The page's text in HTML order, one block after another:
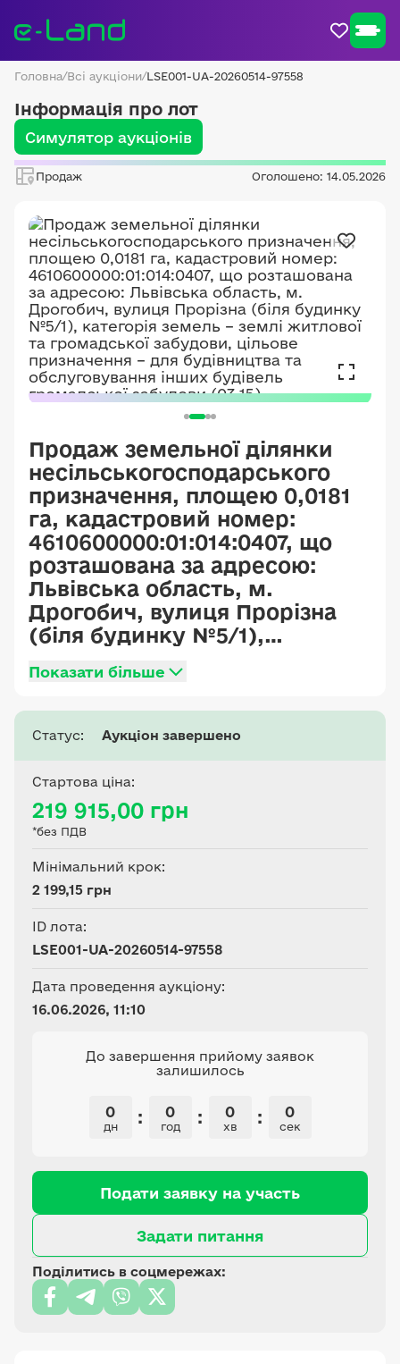
Головна/Всі аукціони/LSE001-UA-20260514-97558
Інформація про лот
Симулятор аукціонів
Продаж Оголошено: 14.05.2026
Продаж земельної ділянки
несільськогосподарського
призначення, площею 0,0181
га, кадастровий номер:
4610600000:01:014:0407, що
розташована за адресою:
Львівська область, м.
Дрогобич, вулиця Прорізна
(біля будинку №5/1),
житлової та громадської
призначення – для
будівництва та
обслуговування інших
будівель громадської
забудови (03.15)
Показати більше
Статус: Аукціон завершено
Стартова ціна:
219 915,00 грн
*без ПДВ
Мінімальний крок:
2 199,15 грн
ID лота:
LSE001-UA-20260514-97558
Дата проведення аукціону:
16.06.2026, 11:10
До завершення прийому заявок
залишилось
0
дн : 0
год : 0
хв : 0
сек
Подати заявку на участь
Задати питання
Поділитись в соцмережах: